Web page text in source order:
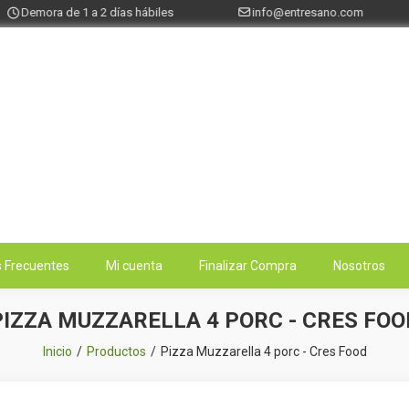
Demora de 1 a 2 días hábiles info@entresano.com
Frecuentes Mi cuenta Finalizar Compra Nosotros
MUZZARELLA 4 PORC - CRES
Inicio Productos Pizza Muzzarella 4 porc - Cres Food